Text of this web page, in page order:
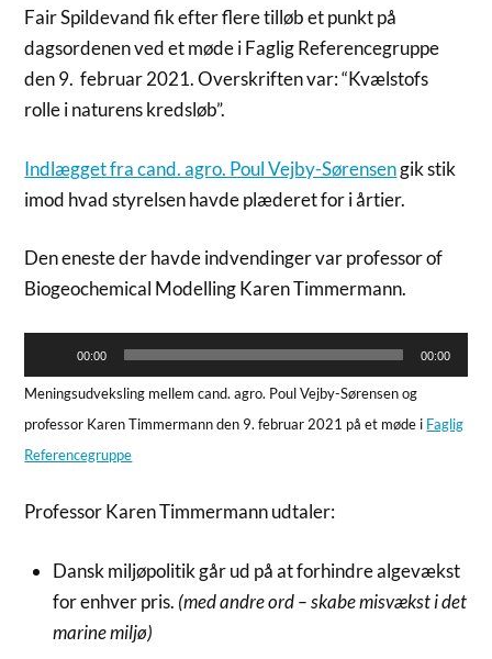
Fair Spildevand fik efter flere tilløb et punkt på
dagsordenen ved et møde i Faglig Referencegruppe
den 9. februar 2021. Overskriften var: “Kvælstofs
rolle i naturens kredsløb”.
Indlægget fra cand. agro. Poul Vejby-Sørensengik stik
imod hvad styrelsen havde plæderet for i årtier.
Den eneste der havde indvendinger var professor of
Biogeochemical Modelling Karen Timmermann.
00:00 00:00
Meningsudveksling mellem cand. agro. Poul Vejby-Sørensen og
professor Karen Timmermann den 9. februar 2021 på et møde i Faglig
Referencegruppe
Professor Karen Timmermann udtaler:
Dansk miljøpolitik går ud på at forhindre algevækst
for enhver pris. (med andre ord – skabe misvækst i det
marine miljø)